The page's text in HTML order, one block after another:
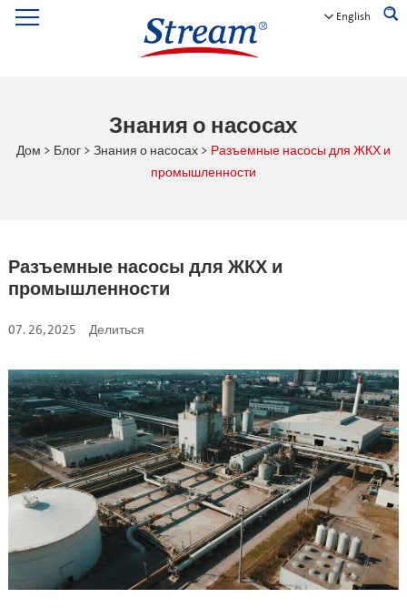
English
Знания о насосах
Дом > Блог > Знания о насосах > Разъемные насосы для ЖКХ и
промышленности
Разъемные насосы для ЖКХ и
промышленности
07. 26, 2025 Делиться